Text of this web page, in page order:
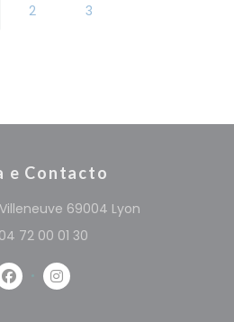
2 3
e Contacto
69004 Lyon
04 72 00 01 30
Facebook ((abre numa nova
Instagram ((abre numa